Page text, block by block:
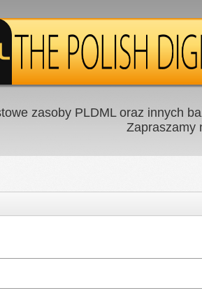
zasoby PLDML oraz innych
Zapraszamy